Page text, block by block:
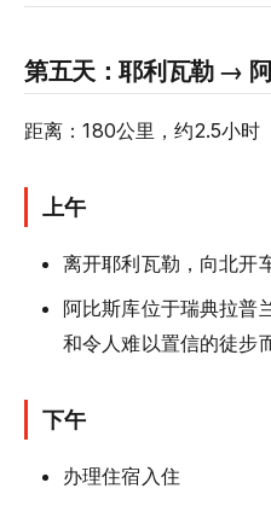
第五天：耶利瓦勒 →
距离：180公里，约2.5小时
上午
离开耶利瓦勒，向北开
阿比斯库位于瑞典拉普
和令人难以置信的徒步
下午
办理住宿入住